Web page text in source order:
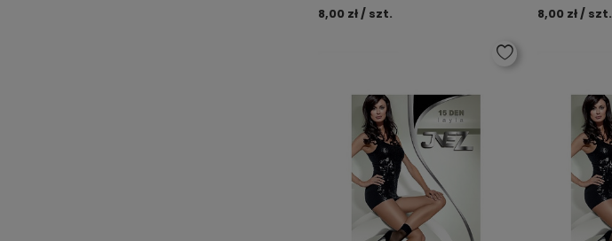
8,00 zł / szt. 8,00 zł / szt.